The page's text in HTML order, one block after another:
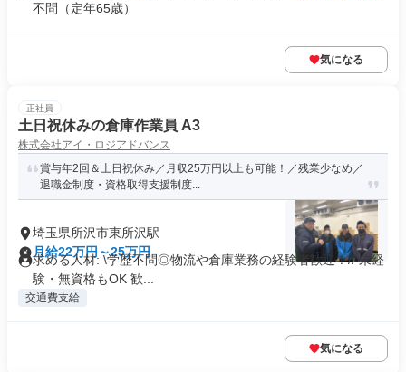
不問（定年65歳）
気になる
正社員
土日祝休みの倉庫作業員 A3
株式会社アイ・ロジアドバンス
賞与年2回＆土日祝休み／月収25万円以上も可能！／残業少なめ／
退職金制度・資格取得支援制度...
埼玉県所沢市東所沢駅
月給22万円～25万円
求める人材: \学歴不問◎物流や倉庫業務の経験者歓迎！// 未経
験・無資格もOK 歓...
交通費支給
気になる